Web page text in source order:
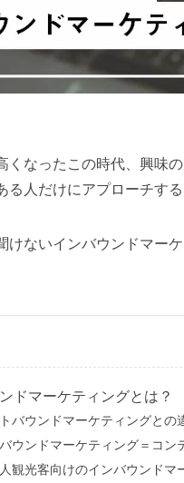
くなったこの時代、興味
る人だけにアプローチす
けないインバウンドマー
ドマーケティングとは？
バウンドマーケティングとの
ウンドマーケティング＝コン
観光客向けのインバウンドマ